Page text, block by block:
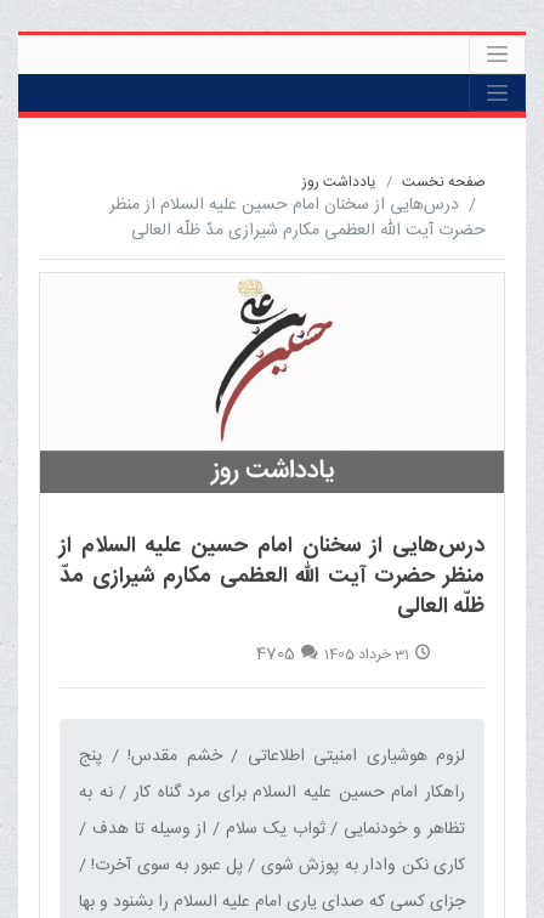
صفحه نخست یادداشت روز
درس‌هایی از سخنان امام حسین علیه السلام از منظر
حضرت آیت الله العظمی مکارم شیرازی مدّ ظلّه العالی
درس‌هایی از سخنان امام حسین علیه السلام از
منظر حضرت آیت الله العظمی مکارم شیرازی مدّ
ظلّه العالی
31 خرداد 1405 4705
لزوم هوشیاری امنیتی اطلاعاتی / خشم مقدس! / پنج
راهکار امام حسین علیه السلام برای مرد گناه کار / نه به
تظاهر و خودنمایی / ثواب یک سلام / از وسیله تا هدف /
کاری نکن وادار به پوزش شوی / پل عبور به سوی آخرت! /
جزای کسی که صدای یاری امام علیه السلام را بشنود و بها